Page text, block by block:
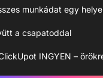
munkádat egy
a csapatoddal
INGYEN –